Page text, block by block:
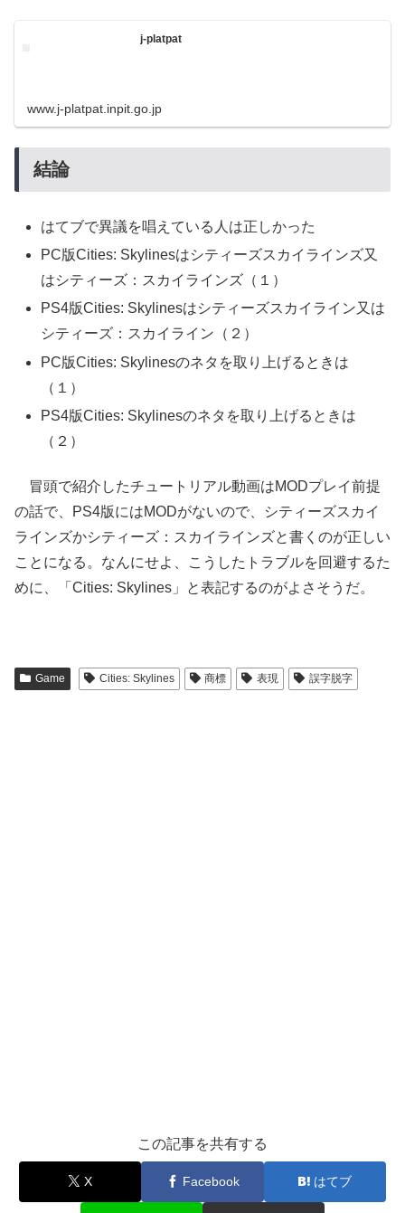
j-platpat
www.j-platpat.inpit.go.jp
結論
はてブで異議を唱えている人は正しかった
PC版Cities: Skylinesはシティーズスカイラインズ又
はシティーズ：スカイラインズ（１）
PS4版Cities: Skylinesはシティーズスカイライン又は
シティーズ：スカイライン（２）
PC版Cities: Skylinesのネタを取り上げるときは
（１）
PS4版Cities: Skylinesのネタを取り上げるときは
（２）
冒頭で紹介したチュートリアル動画はMODプレイ前提
の話で、PS4版にはMODがないので、シティーズスカイ
ラインズかシティーズ：スカイラインズと書くのが正しい
ことになる。なんにせよ、こうしたトラブルを回避するた
めに、「Cities: Skylines」と表記するのがよさそうだ。
Game Cities: Skylines 商標 表現 誤字脱字
この記事を共有する
X Facebook はてブ